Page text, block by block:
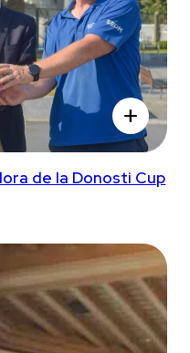
add
de la Donosti Cup